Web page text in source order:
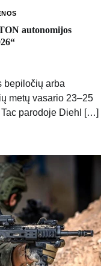
autonomijos
bepiločių arba
metų vasario 23–25
parodoje Diehl […]